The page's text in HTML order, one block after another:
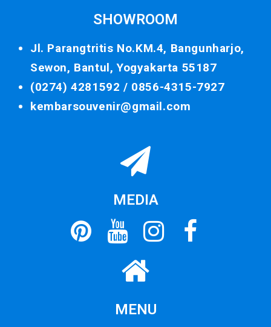
SHOWROOM
Jl. Parangtritis No.KM.4, Bangunharjo,
Sewon, Bantul, Yogyakarta 55187
(0274) 4281592 / 0856-4315-7927
kembarsouvenir@gmail.com
MEDIA
MENU